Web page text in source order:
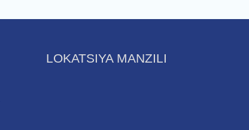
LOKATSIYA MANZILI